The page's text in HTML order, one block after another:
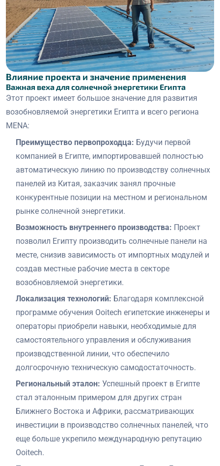
Влияние проекта и значение применения
Важная веха для солнечной энергетики Египта
Этот проект имеет большое значение для развития
возобновляемой энергетики Египта и всего региона
MENA:
Преимущество первопроходца: Будучи первой
компанией в Египте, импортировавшей полностью
автоматическую линию по производству солнечных
панелей из Китая, заказчик занял прочные
конкурентные позиции на местном и региональном
рынке солнечной энергетики.
Возможность внутреннего производства: Проект
позволил Египту производить солнечные панели на
месте, снизив зависимость от импортных модулей и
создав местные рабочие места в секторе
возобновляемой энергетики.
Локализация технологий: Благодаря комплексной
программе обучения Ooitech египетские инженеры и
операторы приобрели навыки, необходимые для
самостоятельного управления и обслуживания
производственной линии, что обеспечило
долгосрочную техническую самодостаточность.
Региональный эталон: Успешный проект в Египте
стал эталонным примером для других стран
Ближнего Востока и Африки, рассматривающих
инвестиции в производство солнечных панелей, что
еще больше укрепило международную репутацию
Ooitech.